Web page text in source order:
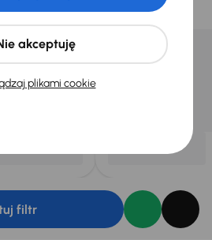
filtr
plikami cookie
akceptuję